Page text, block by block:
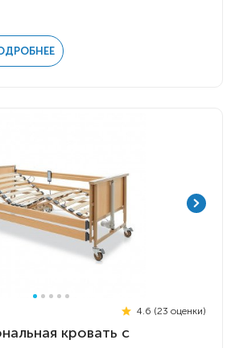
4.6 (23 оценки)
кровать с